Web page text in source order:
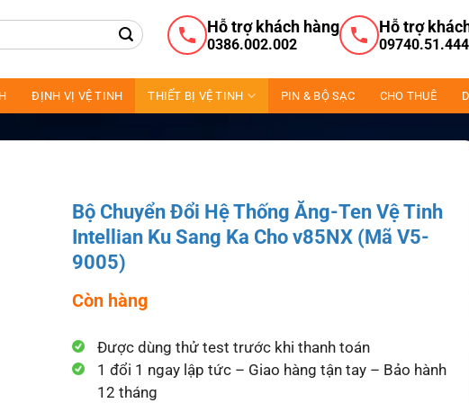
Hỗ trợ khách hàng
0386.002.002
Hỗ trợ
09740.51.444
ĐỊNH VỊ VỆ TINH THIẾT BỊ VỆ TINH PIN & BỘ SẠC CHO THUÊ
Bộ Chuyển Đổi Hệ Thống Ăng-Ten Vệ Tinh
Intellian Ku Sang Ka Cho v85NX (Mã V5-
9005)
Còn hàng
Được dùng thử test trước khi thanh toán
1 đổi 1 ngay lập tức – Giao hàng tận tay – Bảo hành
12 tháng